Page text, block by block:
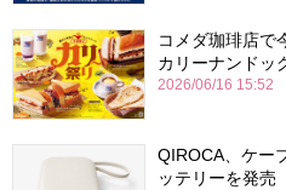
コメダ珈琲店
カリーナンドッ
2026/06/16 15:52
QIROCA、ケー
ッテリーを発